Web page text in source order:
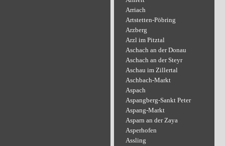
Arriach
Artstetten-Pöbring
Arzberg
Arzl im Pitztal
Aschach an der Donau
Aschach an der Steyr
Aschau im Zillertal
Aschbach-Markt
Aspach
Aspangberg-Sankt Peter
Aspang-Markt
Asparn an der Zaya
Asperhofen
Assling